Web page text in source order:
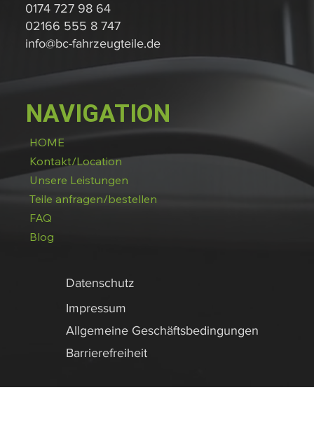
Datenschutz
Impressum
Allgemeine Geschäftsbedingungen
Barrierefreiheit
NAVIGATION
HOME
Kontakt/Location
Unsere Leistungen
Teile anfragen/bestellen
FAQ
Blog
0174 727 98 64
02166 555 8 747
info@bc-fahrzeugteile.de